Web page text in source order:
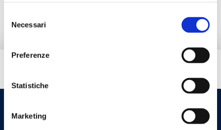
delNecessari
Preferenze
Statistiche
Marketing